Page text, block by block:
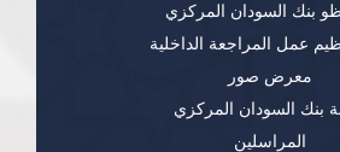
بنك السودان المركزي
عمل المراجعة الداخلية
معرض صور
بنك السودان المركزي
المراسلين